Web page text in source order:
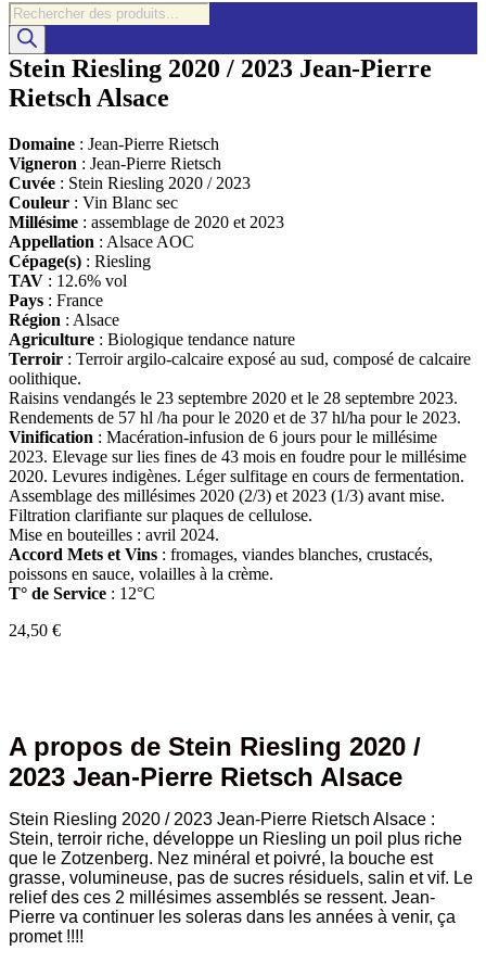
Recherche
de
produits
Stein Riesling 2020 / 2023 Jean-Pierre
Rietsch Alsace
Domaine : Jean-Pierre Rietsch
Vigneron : Jean-Pierre Rietsch
Cuvée : Stein Riesling 2020 / 2023
Couleur : Vin Blanc sec
Millésime : assemblage de 2020 et 2023
Appellation : Alsace AOC
Cépage(s) : Riesling
TAV : 12.6% vol
Pays : France
Région : Alsace
Agriculture : Biologique tendance nature
Terroir : Terroir argilo-calcaire exposé au sud, composé de calcaire
oolithique.
Raisins vendangés le 23 septembre 2020 et le 28 septembre 2023.
Rendements de 57 hl /ha pour le 2020 et de 37 hl/ha pour le 2023.
Vinification : Macération-infusion de 6 jours pour le millésime
2023. Elevage sur lies fines de 43 mois en foudre pour le millésime
2020. Levures indigènes. Léger sulfitage en cours de fermentation.
Assemblage des millésimes 2020 (2/3) et 2023 (1/3) avant mise.
Filtration clarifiante sur plaques de cellulose.
Mise en bouteilles : avril 2024.
Accord Mets et Vins : fromages, viandes blanches, crustacés,
poissons en sauce, volailles à la crème.
T° de Service : 12°C
24,50 €
A propos de Stein Riesling 2020 /
2023 Jean-Pierre Rietsch Alsace
Stein Riesling 2020 / 2023 Jean-Pierre Rietsch Alsace :
Stein, terroir riche, développe un Riesling un poil plus riche
que le Zotzenberg. Nez minéral et poivré, la bouche est
grasse, volumineuse, pas de sucres résiduels, salin et vif. Le
relief des ces 2 millésimes assemblés se ressent. Jean-
Pierre va continuer les soleras dans les années à venir, ça
promet!!!!